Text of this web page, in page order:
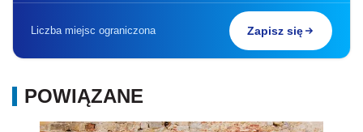
Liczba miejsc ograniczona Zapisz się
POWIĄZANE